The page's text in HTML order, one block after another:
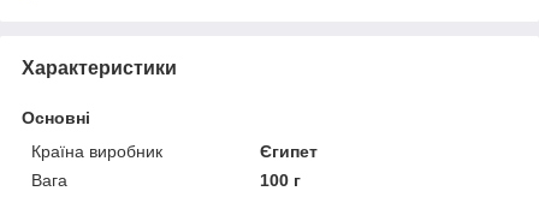
Характеристики
Основні
Країна виробник
Єгипет
Вага
100 г